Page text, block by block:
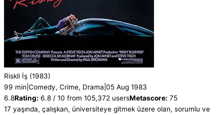
Riskli İş (1983)
99 min Comedy, Crime, Drama 05 Aug 1983
6.8Rating: 6.8 / 10 from 105,372 usersMetascore: 75
17 yaşında, çalışkan, üniversiteye gitmek üzere olan, sorumlu ve